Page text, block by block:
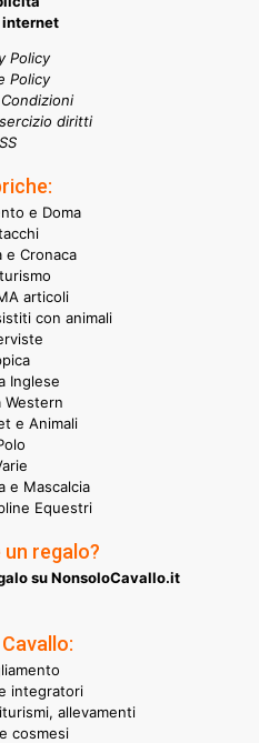
Policy
Policy
diritti
e Doma
e Cronaca
articoli
con animali
Inglese
Western
e Animali
e Mascalcia
Equestri
un regalo?
su NonsoloCavallo.it
integratori
allevamenti
cosmesi